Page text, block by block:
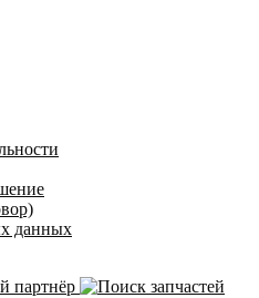
данных
партнёр